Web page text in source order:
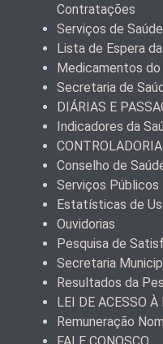
Contratações
Serviços de Saúde
Lista de Espera
Medicamentos do
Secretaria de
DIÁRIAS E
Indicadores da
Conselho de
Serviços Públicos
Estatísticas de
Ouvidorias
Pesquisa de
Secretaria
Resultados da
LEI DE ACESSO
Remuneração